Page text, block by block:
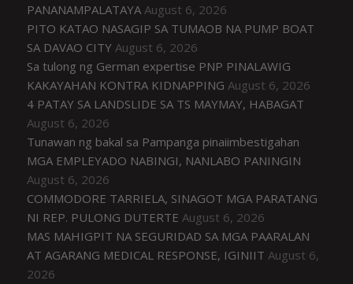
PANANAMPALATAYA August 6, 2026
PITO KATAO NASAGIP SA TUMAOB NA PUMP BOAT
SA DAVAO CITY August 6, 2026
Sa tulong ng German expertise PNP PINALAWIG
KAKAYAHAN KONTRA KIDNAPPING August 6, 2026
4 PATAY SA LANDSLIDE SA TS MAYMAY, HABAGAT
August 6, 2026
Tunawan ng bakal sa Pampanga pinaiimbestigahan
MGA EMPLEYADO NABINGI, NANLABO PANINGIN
August 6, 2026
COMMODORE TARRIELA, SINAGOT MGA PARATANG
NI REP. PULONG DUTERTE August 6, 2026
MAS MAHIGPIT NA SEGURIDAD SA MGA PAARALAN
AT AGARANG MEDICAL RESPONSE, IGINIIT August 6,
2026